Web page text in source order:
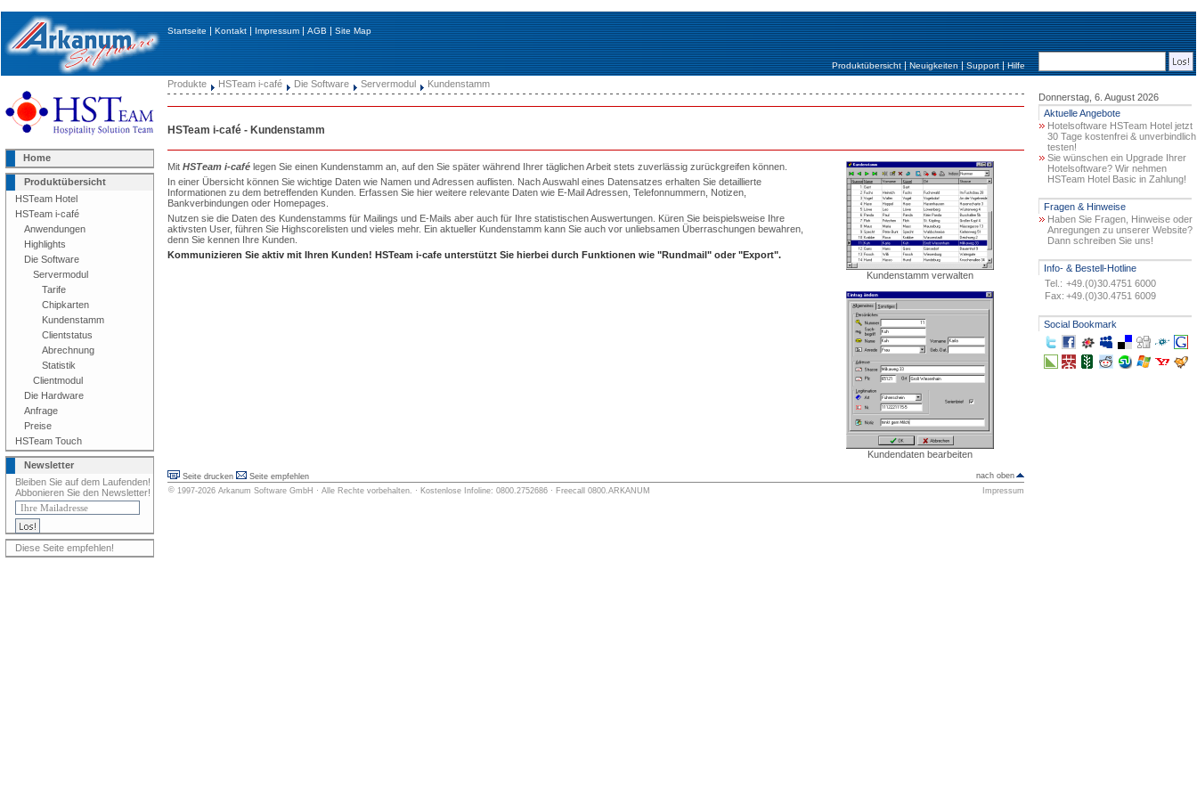
Startseite|Kontakt|Impressum|AGB|Site Map
Produktübersicht|Neuigkeiten|Support|Hilfe
Home
Produktübersicht
HSTeam Hotel
HSTeam i-café
Anwendungen
Highlights
Die Software
Servermodul
Tarife
Chipkarten
Kundenstamm
Clientstatus
Abrechnung
Statistik
Clientmodul
Die Hardware
Anfrage
Preise
HSTeam Touch
Newsletter
Bleiben Sie auf dem Laufenden!
Abbonieren Sie den Newsletter!
Diese Seite empfehlen!
Produkte HSTeam i-café Die Software Servermodul Kundenstamm
HSTeam i-café - Kundenstamm
Mit HSTeam i-café legen Sie einen Kundenstamm an, auf den Sie später während Ihrer täglichen Arbeit stets zuverlässig zurückgreifen können.
In einer Übersicht können Sie wichtige Daten wie Namen und Adressen auflisten. Nach Auswahl eines Datensatzes erhalten Sie detaillierte
Informationen zu dem betreffenden Kunden. Erfassen Sie hier weitere relevante Daten wie E-Mail Adressen, Telefonnummern, Notizen,
Bankverbindungen oder Homepages.
Nutzen sie die Daten des Kundenstamms für Mailings und E-Mails aber auch für Ihre statistischen Auswertungen. Küren Sie beispielsweise Ihre
aktivsten User, führen Sie Highscorelisten und vieles mehr. Ein aktueller Kundenstamm kann Sie auch vor unliebsamen Überraschungen bewahren,
denn Sie kennen Ihre Kunden.
Kommunizieren Sie aktiv mit Ihren Kunden! HSTeam i-cafe unterstützt Sie hierbei durch Funktionen wie "Rundmail" oder "Export".
Kundenstamm verwalten
Kundendaten bearbeiten
Seite drucken Seite empfehlen
nach oben
© 1997-2026 Arkanum Software GmbH · Alle Rechte vorbehalten. · Kostenlose Infoline: 0800.2752686 · Freecall 0800.ARKANUM Impressum
Donnerstag, 6. August 2026
Aktuelle Angebote
Hotelsoftware HSTeam Hotel jetzt
30 Tage kostenfrei & unverbindlich
testen!
Sie wünschen ein Upgrade Ihrer
Hotelsoftware? Wir nehmen
HSTeam Hotel Basic in Zahlung!
Fragen & Hinweise
Haben Sie Fragen, Hinweise oder
Anregungen zu unserer Website?
Dann schreiben Sie uns!
Info- & Bestell-Hotline
Tel.: +49.(0)30.4751 6000
Fax: +49.(0)30.4751 6009
Social Bookmark